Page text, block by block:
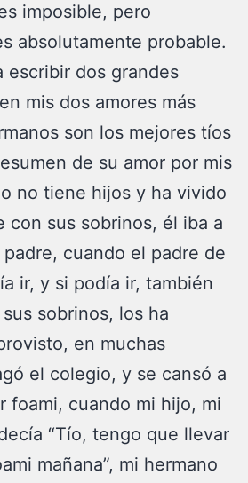
imposible, pero
absolutamente probable.
escribir dos grandes
mis dos amores más
son los mejores tíos
de su amor por mis
no tiene hijos y ha vivido
con sus sobrinos, él iba a
cuando el padre de
ir, y si podía ir, también
sobrinos, los ha
en muchas
el colegio, y se cansó a
foami, cuando mi hijo, mi
“Tío, tengo que llevar
mañana”, mi hermano